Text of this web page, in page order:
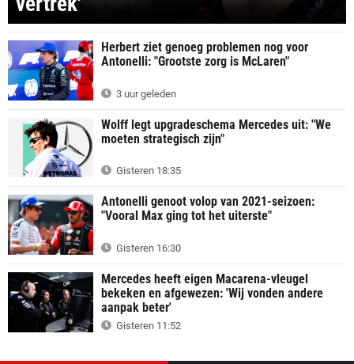
Herbert ziet genoeg problemen nog voor
Antonelli: "Grootste zorg is McLaren"
3 uur geleden
Wolff legt upgradeschema Mercedes uit: "We
moeten strategisch zijn"
Gisteren 18:35
Antonelli genoot volop van 2021-seizoen:
"Vooral Max ging tot het uiterste"
Gisteren 16:30
Mercedes heeft eigen Macarena-vleugel
bekeken en afgewezen: 'Wij vonden andere
aanpak beter'
Gisteren 11:52